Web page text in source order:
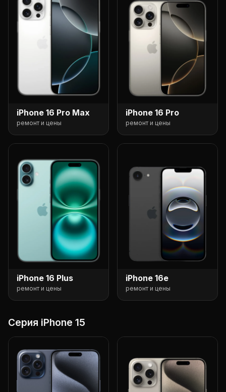
iPhone 16 Pro Max
ремонт и цены
iPhone 16 Pro
ремонт и цены
iPhone 16 Plus
ремонт и цены
iPhone 16e
ремонт и цены
Серия iPhone 15